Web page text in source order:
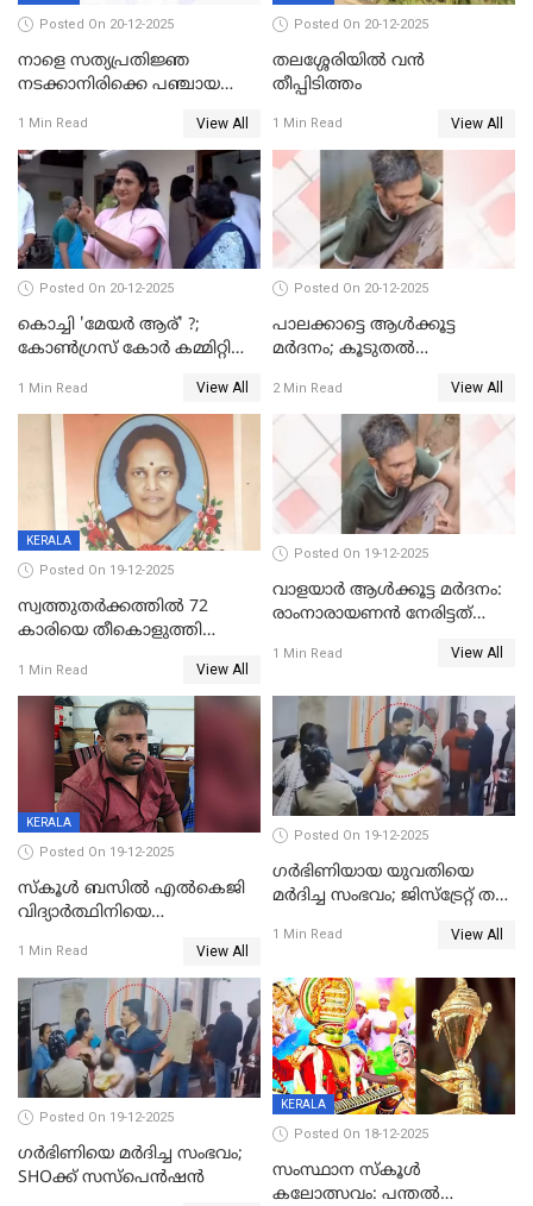
Posted On 20-12-2025
നാളെ സത്യപ്രതിജ്ഞ
നടക്കാനിരിക്കെ പഞ്ചായത്ത്
1 Min Read View All
Posted On 20-12-2025
തലശ്ശേരിയിൽ വൻ
തീപ്പിടിത്തം
1 Min Read View All
Posted On 20-12-2025
കൊച്ചി 'മേയർ ആര്' ?;
കോണ്‍ഗ്രസ് കോര്‍ കമ്മിറ്റി
1 Min Read View All
Posted On 20-12-2025
പാലക്കാട്ടെ ആള്‍ക്കൂട്ട
മര്‍ദനം; കൂടുതല്‍
അംഗ സംഘമെന്ന് വിവരം
2 Min Read View All
KERALA
Posted On 19-12-2025
സ്വത്തുതര്‍ക്കത്തില്‍ 72
കാരിയെ തീകൊളുത്തി
ക്രൂരകൊലപാതകത്തില്‍
സഹോദരിപുത്രന് ജീവപര്യന്തം
1 Min Read View All
Posted On 19-12-2025
വാളയാർ ആൾക്കൂട്ട മർദനം:
രാംനാരായണൻ നേരിട്ടത്
നാൽപ്പതിലേറെ
റിപ്പോർട്ട്
1 Min Read View All
KERALA
Posted On 19-12-2025
സ്കൂൾ ബസിൽ എൽകെജി
വിദ്യാര്‍ത്ഥിനിയെ
ക്ലീനര്‍ പിടിയിൽ
1 Min Read View All
Posted On 19-12-2025
ഗര്‍ഭിണിയായ യുവതിയെ
മര്‍ദിച്ച സംഭവം; ജിസ്‌ട്രേറ്റ് തല
യുവതി
1 Min Read View All
Posted On 19-12-2025
ഗര്‍ഭിണിയെ മർദിച്ച സംഭവം;
SHOക്ക് സസ്പെൻഷൻ
KERALA
Posted On 18-12-2025
സംസ്ഥാന സ്കൂൾ
കലോത്സവം: പന്തൽ